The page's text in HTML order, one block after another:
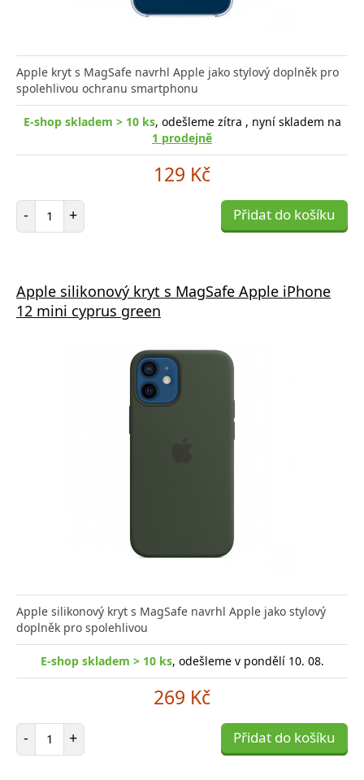
Apple kryt s MagSafe navrhl Apple jako stylový doplněk pro
spolehlivou ochranu smartphonu
E-shop skladem > 10 ks, odešleme zítra , nyní skladem na
1 prodejně
129 Kč
- Počet položek
+ Přidat do košíku
Apple silikonový kryt s MagSafe Apple iPhone
12 mini cyprus green
Apple silikonový kryt s MagSafe navrhl Apple jako stylový
doplněk pro spolehlivou
E-shop skladem > 10 ks, odešleme v pondělí 10. 08.
269 Kč
- Počet položek
+ Přidat do košíku